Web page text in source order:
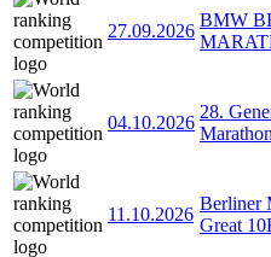
27.09.2026
BMW
04.10.2026
28.
11.10.2026
Berliner
Great